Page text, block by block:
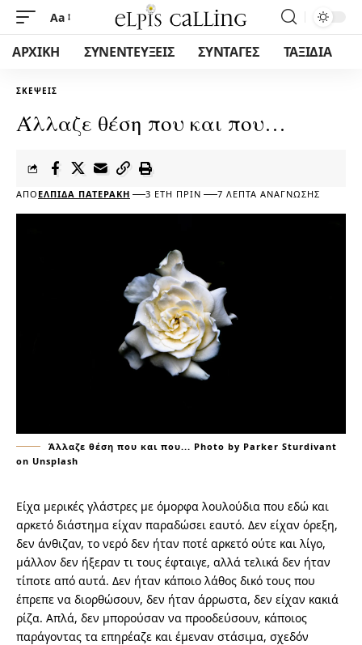
Aa
ΑΡΧΙΚΗ ΣΥΝΕΝΤΕΥΞΕΙΣ ΣΥΝΤΑΓΕΣ ΤΑΞΙΔΙΑ
ΣΚΈΨΕΙΣ
Άλλαζε θέση που και που…
ΑΠΌ ΕΛΠΊΔΑ ΠΑΤΕΡΆΚΗ 3 ΈΤΗ ΠΡΙΝ 7 ΛΕΠΤΆ ΑΝΆΓΝΩΣΗΣ
Άλλαζε θέση που και που... Photo by Parker Sturdivant
on Unsplash
Είχα μερικές γλάστρες με όμορφα λουλούδια που εδώ και
αρκετό διάστημα είχαν παραδώσει εαυτό. Δεν είχαν όρεξη,
δεν άνθιζαν, το νερό δεν ήταν ποτέ αρκετό ούτε και λίγο,
μάλλον δεν ήξεραν τι τους έφταιγε, αλλά τελικά δεν ήταν
τίποτε από αυτά. Δεν ήταν κάποιο λάθος δικό τους που
έπρεπε να διορθώσουν, δεν ήταν άρρωστα, δεν είχαν κακιά
ρίζα. Απλά, δεν μπορούσαν να προοδεύσουν, κάποιος
παράγοντας τα επηρέαζε και έμεναν στάσιμα, σχεδόν